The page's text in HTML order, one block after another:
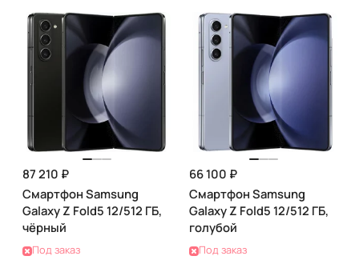
87 210 ₽
Смартфон Samsung
Galaxy Z Fold5 12/512 ГБ,
чёрный
Под заказ
66 100 ₽
Смартфон Samsung
Galaxy Z Fold5 12/512 ГБ,
голубой
Под заказ